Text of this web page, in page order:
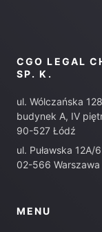
CGO LEGAL
SP. K.
ul. Wólczańska
budynek A, IV
90-527 Łódź
ul. Puławska 12A/6
02-566 Warszawa
MENU